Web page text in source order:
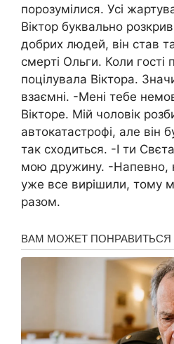
порозумілися. Усі
Віктор буквально
добрих людей, він став
cмepті Ольги. Коли гості
поцiлyвала Віктора.
взаємні. -Мені тебе
Вікторе. Мій чоловік
автокатастрофі, але він
так сходиться. -І ти
мою дружину. -Напевно,
уже все вирішили, тому
разом.